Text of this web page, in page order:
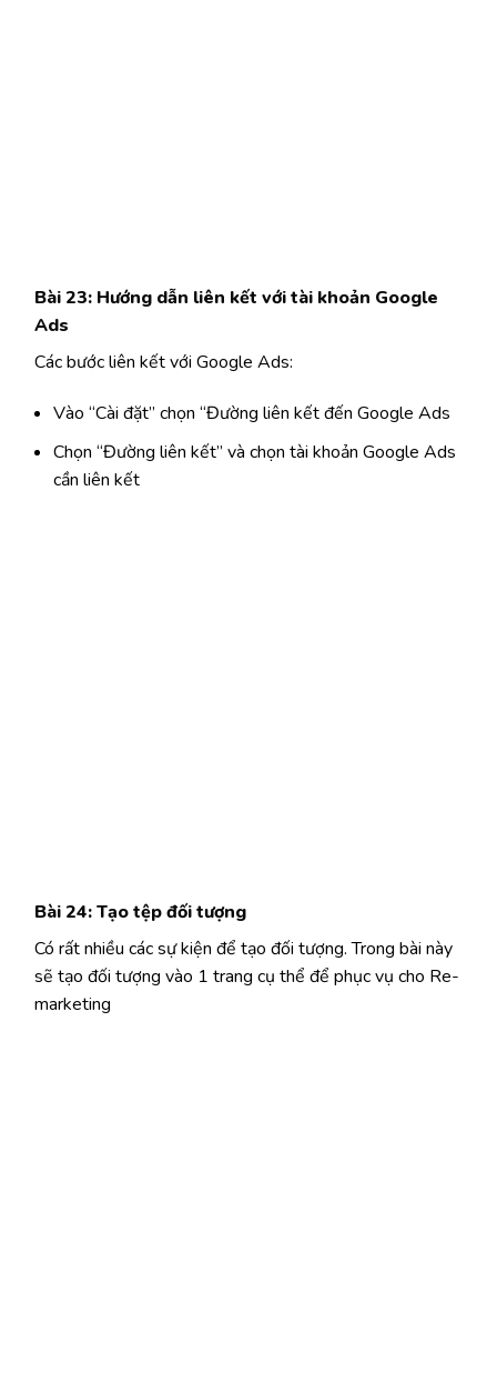
Bài 23: Hướng dẫn liên kết với tài khoản Google
Ads
Các bước liên kết với Google Ads:
Vào “Cài đặt” chọn “Đường liên kết đến Google Ads
Chọn “Đường liên kết” và chọn tài khoản Google Ads
cần liên kết
Bài 24: Tạo tệp đối tượng
Có rất nhiều các sự kiện để tạo đối tượng. Trong bài này
sẽ tạo đối tượng vào 1 trang cụ thể để phục vụ cho Re-
marketing